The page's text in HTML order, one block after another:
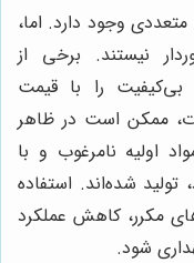
وجود دارد. اما،
نیستند. برخی از
را با قیمت
ممکن است در ظاهر
اولیه نامرغوب و با
تولید شده‌اند. استفاده
مکرر، کاهش عملکرد
شود.